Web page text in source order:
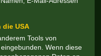
die USA
Tools von
Wenn diese